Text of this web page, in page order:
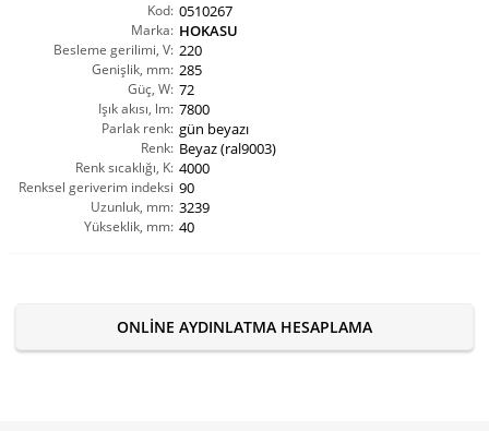
Kod: 0510267
Marka: HOKASU
Besleme gerilimi, V: 220
Genişlik, mm: 285
Güç, W: 72
Işık akısı, lm: 7800
Parlak renk: gün beyazı
Renk: Beyaz (ral9003)
Renk sıcaklığı, K: 4000
Renksel geriverim indeksi
CRI(Ra):
90
Uzunluk, mm: 3239
Yükseklik, mm: 40
ONLINE AYDINLATMA HESAPLAMA